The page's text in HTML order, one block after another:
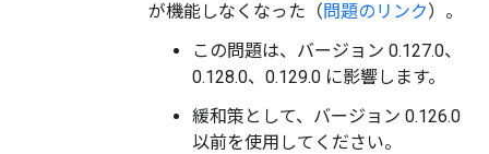
が機能しなくなった（問題のリンク）。
この問題は、バージョン 0.127.0、
0.128.0、0.129.0 に影響します。
緩和策として、バージョン 0.126.0
以前を使用してください。